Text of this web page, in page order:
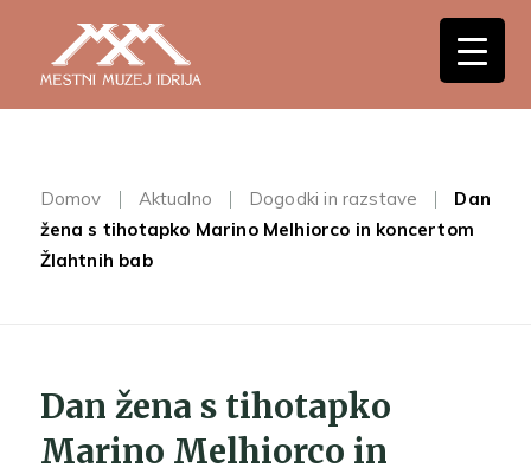
Domov Aktualno Dogodki in razstave
Dan
žena s tihotapko Marino Melhiorco in koncertom
Žlahtnih bab
Dan žena s tihotapko
Marino Melhiorco in